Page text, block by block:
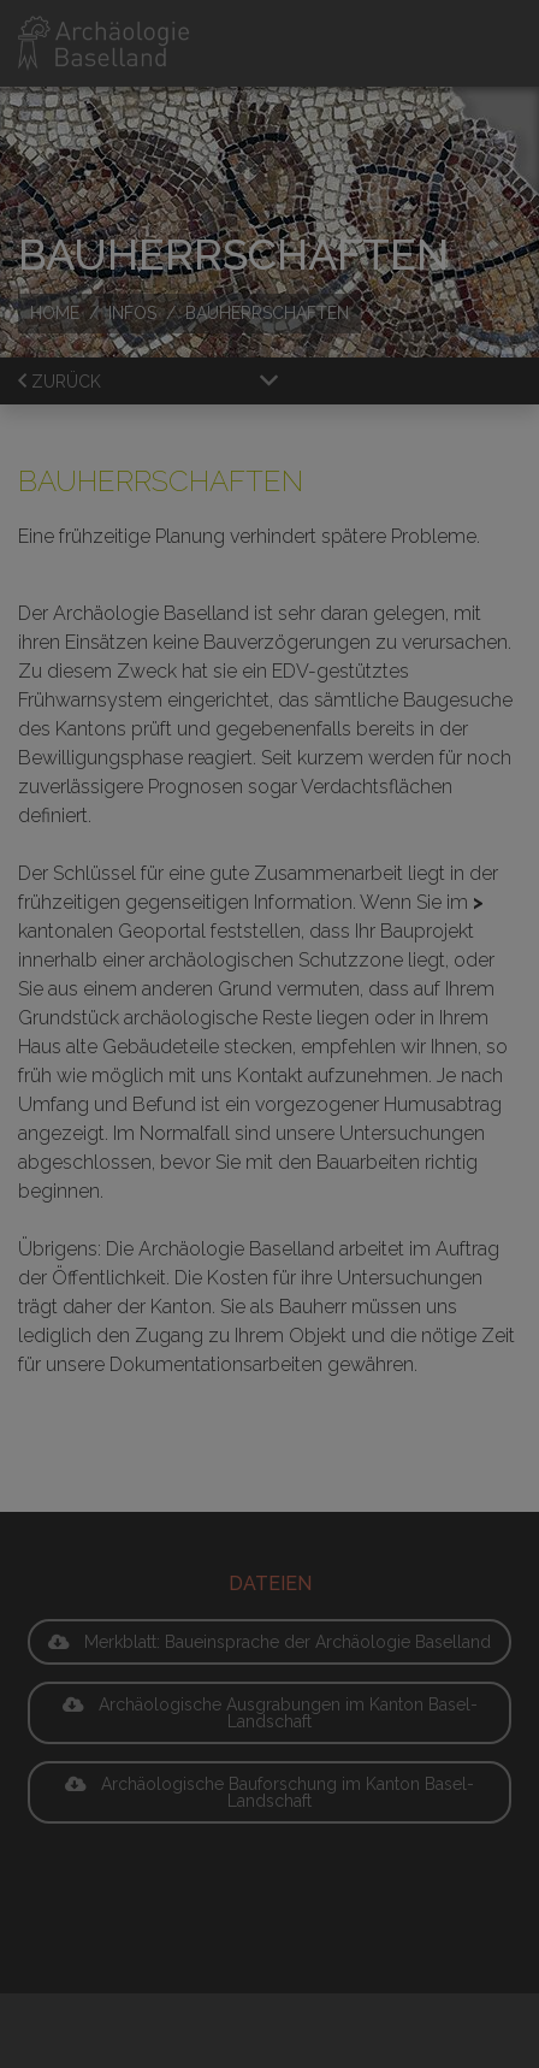
BAUHERRSCHAFTEN
HOME INFOS BAUHERRSCHAFTEN
ZURÜCK
BAUHERRSCHAFTEN
Eine frühzeitige Planung verhindert spätere Probleme.
Der Archäologie Baselland ist sehr daran gelegen, mit
ihren Einsätzen keine Bauverzögerungen zu verursachen.
Zu diesem Zweck hat sie ein EDV-gestütztes
Frühwarnsystem eingerichtet, das sämtliche Baugesuche
des Kantons prüft und gegebenenfalls bereits in der
Bewilligungsphase reagiert. Seit kurzem werden für noch
zuverlässigere Prognosen sogar Verdachtsflächen
definiert.
Der Schlüssel für eine gute Zusammenarbeit liegt in der
frühzeitigen gegenseitigen Information. Wenn Sie im >
kantonalen Geoportal feststellen, dass Ihr Bauprojekt
innerhalb einer archäologischen Schutzzone liegt, oder
Sie aus einem anderen Grund vermuten, dass auf Ihrem
Grundstück archäologische Reste liegen oder in Ihrem
Haus alte Gebäudeteile stecken, empfehlen wir Ihnen, so
früh wie möglich mit uns Kontakt aufzunehmen. Je nach
Umfang und Befund ist ein vorgezogener Humusabtrag
angezeigt. Im Normalfall sind unsere Untersuchungen
abgeschlossen, bevor Sie mit den Bauarbeiten richtig
beginnen.
Übrigens: Die Archäologie Baselland arbeitet im Auftrag
der Öffentlichkeit. Die Kosten für ihre Untersuchungen
trägt daher der Kanton. Sie als Bauherr müssen uns
lediglich den Zugang zu Ihrem Objekt und die nötige Zeit
für unsere Dokumentationsarbeiten gewähren.
DATEIEN
Merkblatt: Baueinsprache der Archäologie Baselland
Archäologische Ausgrabungen im Kanton Basel-
Landschaft
Archäologische Bauforschung im Kanton Basel-
Landschaft